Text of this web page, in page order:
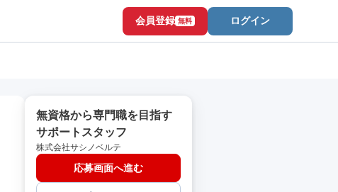
会員登録 無料 ログイン
無資格から専門職を目指す
サポートスタッフ
株式会社サシノベルテ
応募画面へ進む